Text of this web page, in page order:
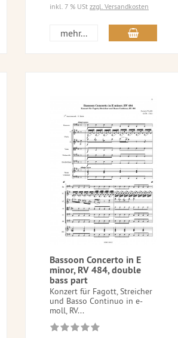
inkl. 7 % USt zzgl. Versandkosten
mehr...
Bassoon Concerto in E
minor, RV 484, double
bass part
Konzert für Fagott, Streicher
und Basso Continuo in e-
moll, RV...